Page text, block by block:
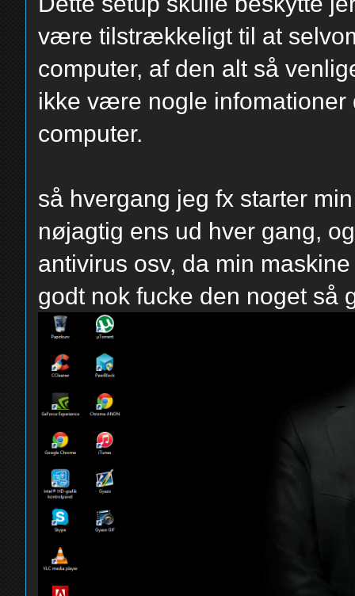
være tilstrækkeligt til at
computer, af den alt så
ikke være nogle infomationer
computer.
så hvergang jeg fx starter
nøjagtig ens ud hver gang,
antivirus osv, da min
godt nok fucke den noget så